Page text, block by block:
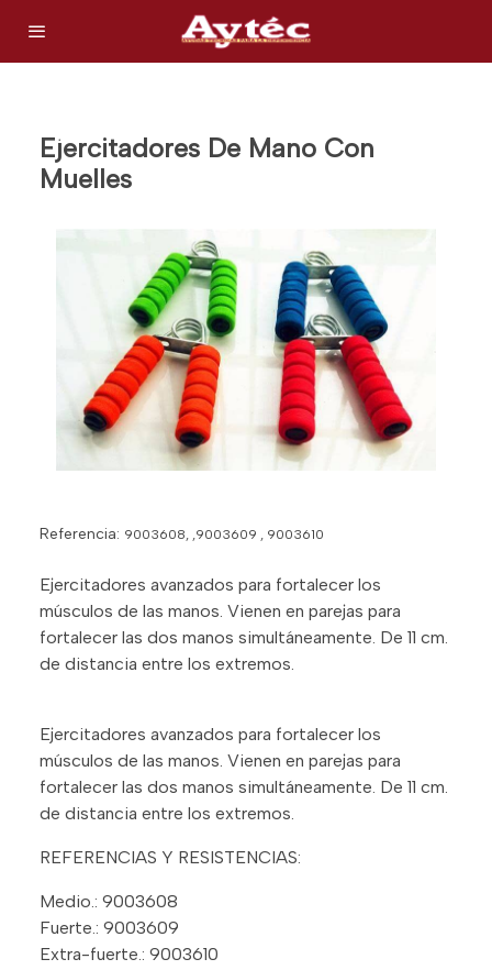
Ejercitadores De Mano Con
Muelles
Referencia: 9003608, ,9003609 , 9003610
Ejercitadores avanzados para fortalecer los
músculos de las manos. Vienen en parejas para
fortalecer las dos manos simultáneamente. De 11 cm.
de distancia entre los extremos.
Ejercitadores avanzados para fortalecer los
músculos de las manos. Vienen en parejas para
fortalecer las dos manos simultáneamente. De 11 cm.
de distancia entre los extremos.
REFERENCIAS Y RESISTENCIAS:
Medio.: 9003608
Fuerte.: 9003609
Extra-fuerte.: 9003610